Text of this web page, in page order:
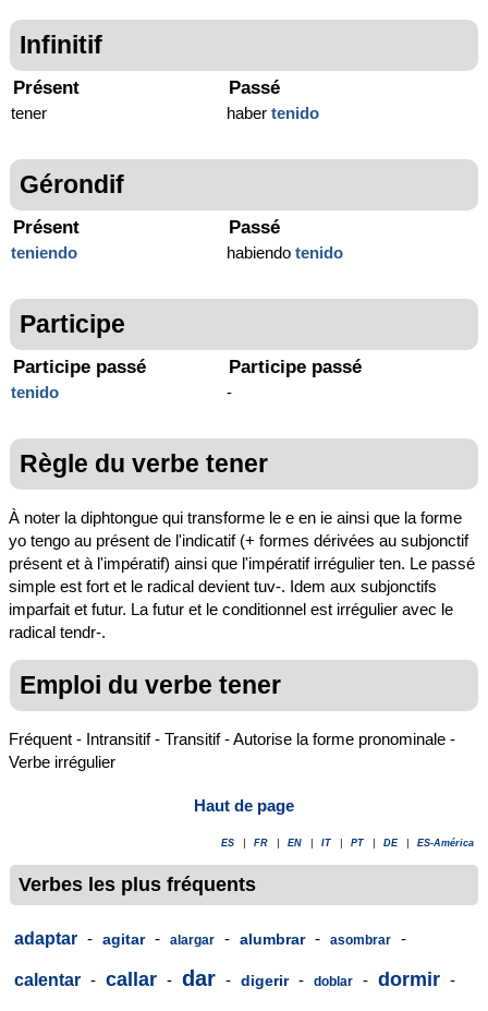
Infinitif
Présent
tener
Passé
habertenido
Gérondif
Présent
teniendo
Passé
habiendotenido
Participe
Participe passé
tenido
Participe passé
-
Règle du verbe tener
À noter la diphtongue qui transforme le e en ie ainsi que la forme
yo tengo au présent de l'indicatif (+ formes dérivées au subjonctif
présent et à l'impératif) ainsi que l'impératif irrégulier ten. Le passé
simple est fort et le radical devient tuv-. Idem aux subjonctifs
imparfait et futur. La futur et le conditionnel est irrégulier avec le
radical tendr-.
Emploi du verbe tener
Fréquent - Intransitif - Transitif - Autorise la forme pronominale -
Verbe irrégulier
Haut de page
ES FR EN IT PT DE ES-América
Verbes les plus fréquents
adaptar - agitar - alargar - alumbrar - asombrar -
calentar - callar - dar - digerir - doblar - dormir -